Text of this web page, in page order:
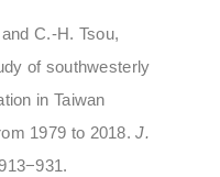
C.-H. Tsou,
of southwesterly
in Taiwan
1979 to 2018.J.